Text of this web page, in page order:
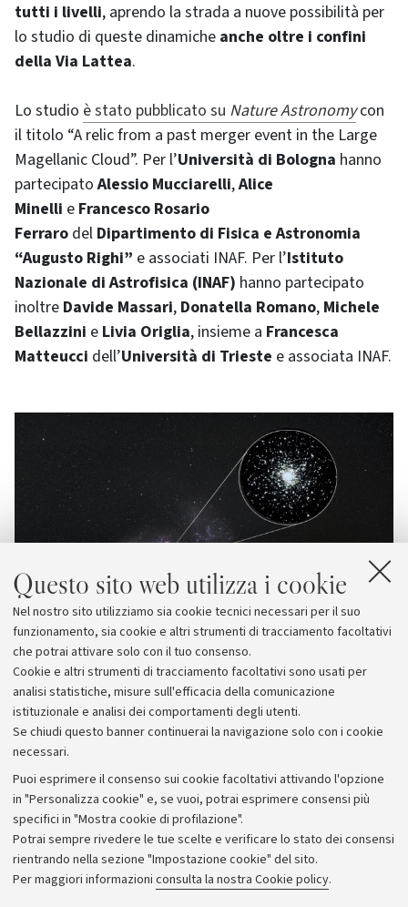
Questo sito web utilizza i cookie
Nel nostro sito utilizziamo sia cookie tecnici necessari per il suo
funzionamento, sia cookie e altri strumenti di tracciamento facoltativi
che potrai attivare solo con il tuo consenso.
Cookie e altri strumenti di tracciamento facoltativi sono usati per
analisi statistiche, misure sull'efficacia della comunicazione
istituzionale e analisi dei comportamenti degli utenti.
Se chiudi questo banner continuerai la navigazione solo con i cookie
necessari.
Puoi esprimere il consenso sui cookie facoltativi attivando l'opzione
in "Personalizza cookie" e, se vuoi, potrai esprimere consensi più
specifici in "Mostra cookie di profilazione".
Potrai sempre rivedere le tue scelte e verificare lo stato dei consensi
rientrando nella sezione "Impostazione cookie" del sito.
Per maggiori informazioni consulta la nostra Cookie policy.
tutti i livelli, aprendo la strada a nuove possibilità per
lo studio di queste dinamiche anche oltre i confini
della Via Lattea.
Lo studio è stato pubblicato su Nature Astronomy con
il titolo “A relic from a past merger event in the Large
Magellanic Cloud”. Per l’Università di Bologna hanno
partecipato Alessio Mucciarelli,Alice
Minelli e Francesco Rosario
Ferraro del Dipartimento di Fisica e Astronomia
“Augusto Righi” e associati INAF. Per l’Istituto
Nazionale di Astrofisica (INAF) hanno partecipato
inoltre Davide Massari, Donatella Romano, Michele
Bellazzini e Livia Origlia, insieme a Francesca
Matteucci dell’Università di Trieste e associata INAF.
Archivio
Comunicati stampa
Redazione
Rassegna stampa